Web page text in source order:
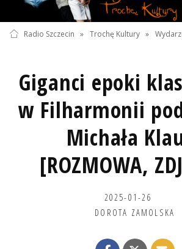
Radio Szczecin » Trochę Kultury »
Giganci epoki
w Filharmonii
Michała
[ROZMOWA,
2025-01-26
DOROTA ZAMOLSKA